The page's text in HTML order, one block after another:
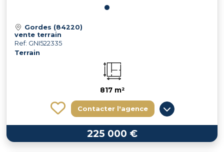
Gordes (84220)
vente terrain
Ref: GNI522335
Terrain
817 m²
Contacter l'agence
225 000 €